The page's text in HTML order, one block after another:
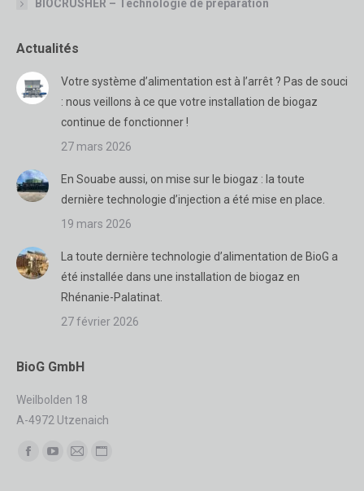
BIOCRUSHER – Technologie de préparation
Actualités
Votre système d’alimentation est à l’arrêt ? Pas de souci
: nous veillons à ce que votre installation de biogaz
continue de fonctionner !
27 mars 2026
En Souabe aussi, on mise sur le biogaz : la toute
dernière technologie d’injection a été mise en place.
19 mars 2026
La toute dernière technologie d’alimentation de BioG a
été installée dans une installation de biogaz en
Rhénanie-Palatinat.
27 février 2026
BioG GmbH
Weilbolden 18
A-4972 Utzenaich
Trouvez nous sur :
FacebookYouTube
Mail Site